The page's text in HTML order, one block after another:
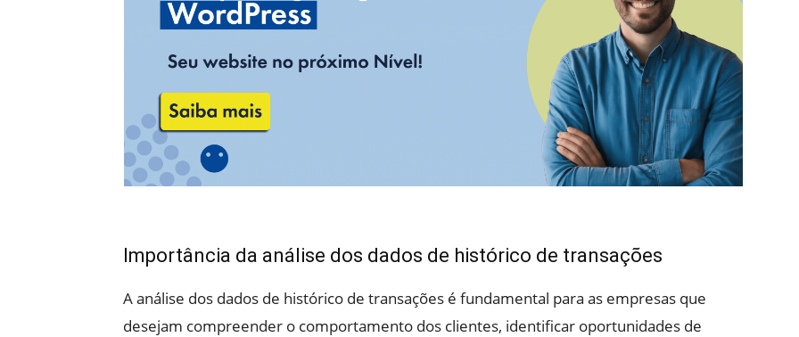
Importância da análise dos dados de histórico de transações
A análise dos dados de histórico de transações é fundamental para as empresas que
desejam compreender o comportamento dos clientes, identificar oportunidades de